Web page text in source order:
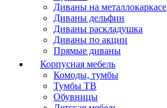
Диваны на металлокаркасе
Диваны дельфин
Диваны раскладушка
Диваны по акции
Прямые диваны
Корпусная мебель
Комоды, тумбы
Тумбы ТВ
Обувницы